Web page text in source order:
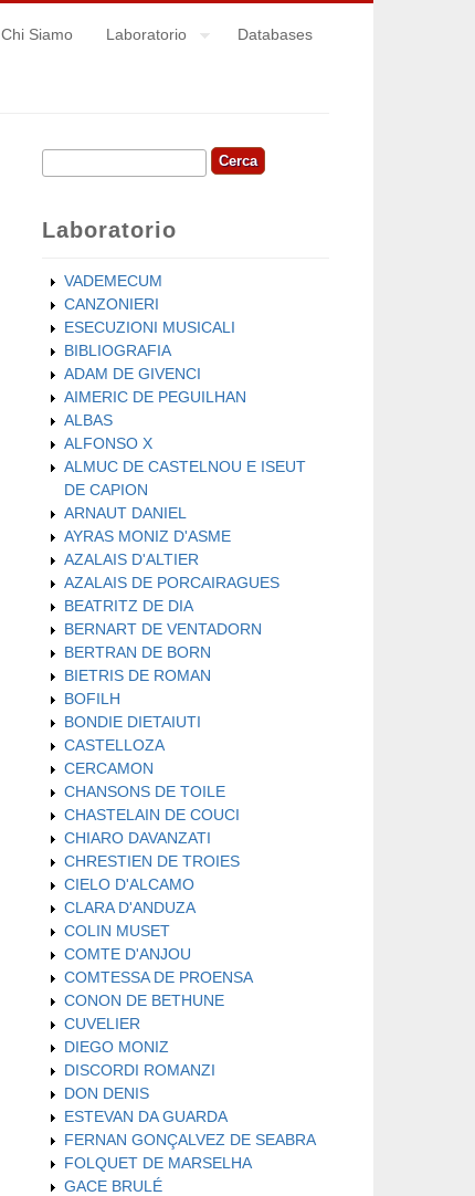
Chi Siamo Laboratorio Databases
Form di ricerca
Cerca
Laboratorio
VADEMECUM
CANZONIERI
ESECUZIONI MUSICALI
BIBLIOGRAFIA
ADAM DE GIVENCI
AIMERIC DE PEGUILHAN
ALBAS
ALFONSO X
ALMUC DE CASTELNOU E ISEUT
DE CAPION
ARNAUT DANIEL
AYRAS MONIZ D'ASME
AZALAIS D'ALTIER
AZALAIS DE PORCAIRAGUES
BEATRITZ DE DIA
BERNART DE VENTADORN
BERTRAN DE BORN
BIETRIS DE ROMAN
BOFILH
BONDIE DIETAIUTI
CASTELLOZA
CERCAMON
CHANSONS DE TOILE
CHASTELAIN DE COUCI
CHIARO DAVANZATI
CHRESTIEN DE TROIES
CIELO D'ALCAMO
CLARA D'ANDUZA
COLIN MUSET
COMTE D'ANJOU
COMTESSA DE PROENSA
CONON DE BETHUNE
CUVELIER
DIEGO MONIZ
DISCORDI ROMANZI
DON DENIS
ESTEVAN DA GUARDA
FERNAN GONÇALVEZ DE SEABRA
FOLQUET DE MARSELHA
GACE BRULÉ